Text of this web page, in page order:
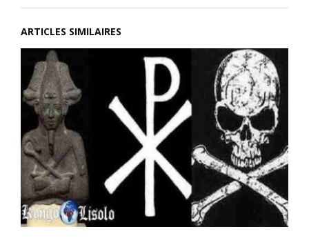
ARTICLES SIMILAIRES